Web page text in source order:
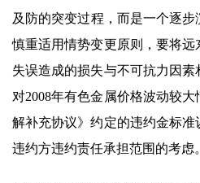
及防的突变过程，而是一个逐
慎重适用情势变更原则，要将
失误造成的损失与不可抗力因
对2008年有色金属价格波动较
解补充协议》约定的违约金标
违约方违约责任承担范围的考虑